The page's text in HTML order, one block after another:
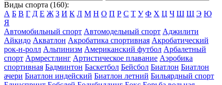
Виды спорта (160):
А Б В Г Д Е Ж З И К Л М Н О П Р С Т У Ф Х Ц Ч Ш Щ Э Ю
Я
Автомобильный спорт Автомодельный спорт Аджилити
Айкидо Акватлон Акробатика спортивная Акробатический
рок-н-ролл Альпинизм Американский футбол Арбалетный
спорт Армрестлинг Артистическое плавание Аэробика
спортивная Бадминтон Баскетбол Бейсбол Биатлон Биатлон
ачери Биатлон индейский Биатлон летний Бильярдный спорт